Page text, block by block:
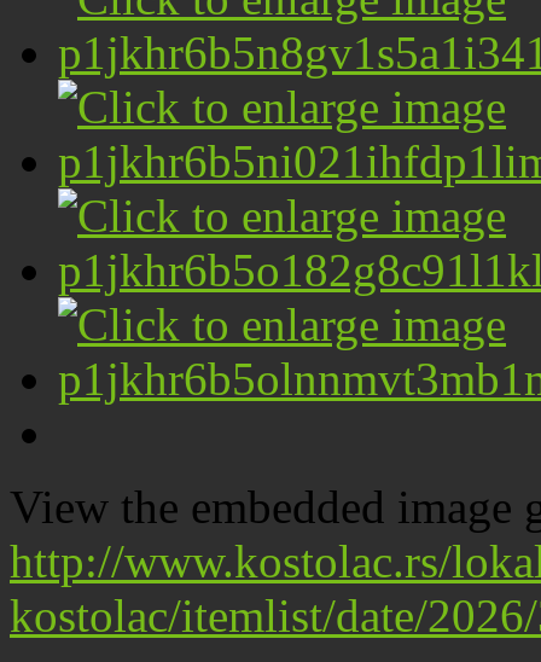
View the embedded image
http://www.kostolac.rs/
kostolac/itemlist/date/